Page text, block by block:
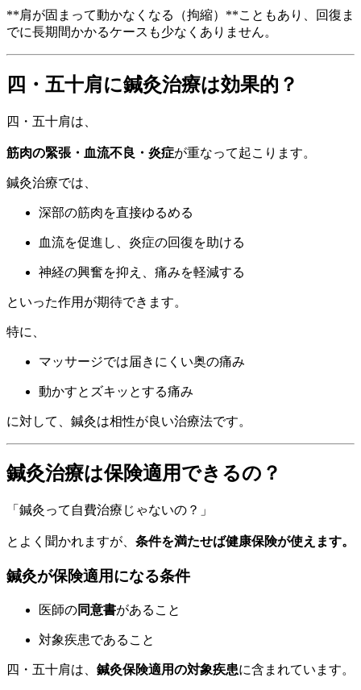
**肩が固まって動かなくなる（拘縮）**こともあり、回復ま
でに長期間かかるケースも少なくありません。
四・五十肩に鍼灸治療は効果的？
四・五十肩は、
筋肉の緊張・血流不良・炎症が重なって起こります。
鍼灸治療では、
深部の筋肉を直接ゆるめる
血流を促進し、炎症の回復を助ける
神経の興奮を抑え、痛みを軽減する
といった作用が期待できます。
特に、
マッサージでは届きにくい奥の痛み
動かすとズキッとする痛み
に対して、鍼灸は相性が良い治療法です。
鍼灸治療は保険適用できるの？
「鍼灸って自費治療じゃないの？」
とよく聞かれますが、 条件を満たせば健康保険が使えます。
鍼灸が保険適用になる条件
医師の同意書があること
対象疾患であること
四・五十肩は、 鍼灸保険適用の対象疾患に含まれています。